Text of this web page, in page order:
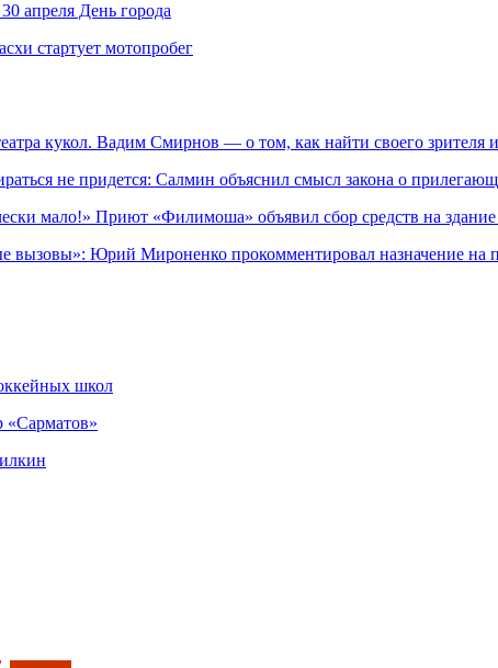
апреля День города
стартует мотопробег
кукол. Вадим Смирнов — о том, как найти своего зрителя
не придется: Салмин объяснил смысл закона о
мало!» Приют «Филимоша» объявил сбор средств на
вызовы»: Юрий Мироненко прокомментировал назначение на
школ
«Сарматов»